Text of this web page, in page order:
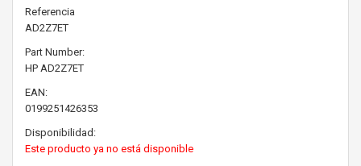
Referencia
AD2Z7ET
Part Number:
HP AD2Z7ET
EAN:
0199251426353
Disponibilidad:
Este producto ya no está disponible